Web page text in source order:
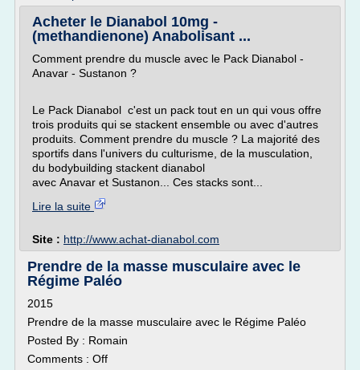
Acheter le Dianabol 10mg -
(methandienone) Anabolisant ...
Comment prendre du muscle avec le Pack Dianabol -
Anavar - Sustanon ?
Le Pack Dianabol c'est un pack tout en un qui vous offre
trois produits qui se stackent ensemble ou avec d'autres
produits. Comment prendre du muscle ? La majorité des
sportifs dans l'univers du culturisme, de la musculation,
du bodybuilding stackent dianabol
avec Anavar et Sustanon... Ces stacks sont...
Lire la suite
Site : http://www.achat-dianabol.com
Prendre de la masse musculaire avec le
Régime Paléo
2015
Prendre de la masse musculaire avec le Régime Paléo
Posted By : Romain
Comments : Off